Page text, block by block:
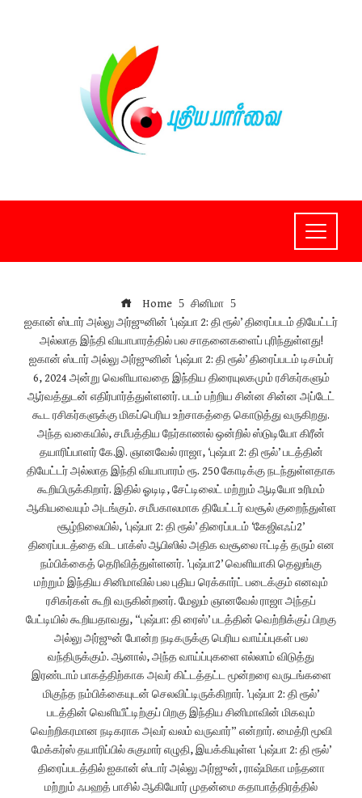
Home
சினிமா
ஐகான் ஸ்டார் அல்லு அர்ஜுனின் ‘புஷ்பா 2: தி ரூல்’ திரைப்படம் தியேட்டர்
அல்லாத இந்தி வியாபாரத்தில் பல சாதனைகளைப் புரிந்துள்ளது!
ஐகான் ஸ்டார் அல்லு அர்ஜுனின் ‘புஷ்பா 2: தி ரூல்’ திரைப்படம் டிசம்பர்
6, 2024 அன்று வெளியாவதை இந்திய திரையுலகமும் ரசிகர்களும்
ஆர்வத்துடன் எதிர்பார்த்துள்ளனர். படம் பற்றிய சின்ன சின்ன அப்டேட்
கூட ரசிகர்களுக்கு மிகப்பெரிய உற்சாகத்தை கொடுத்து வருகிறது.
அந்த வகையில், சமீபத்திய நேர்காணல் ஒன்றில் ஸ்டுடியோ கிரீன்
தயாரிப்பாளர் கே.இ. ஞானவேல் ராஜா, ‘புஷ்பா 2: தி ரூல்’ படத்தின்
தியேட்டர் அல்லாத இந்தி வியாபாரம் ரூ. 250 கோடிக்கு நடந்துள்ளதாக
கூறியிருக்கிறார். இதில் ஓடிடி, சேட்டிலைட் மற்றும் ஆடியோ உரிமம்
ஆகியவையும் அடங்கும். சமீபகாலமாக தியேட்டர் வசூல் குறைந்துள்ள
சூழ்நிலையில், ‘புஷ்பா 2: தி ரூல்’ திரைப்படம் ‘கேஜிஎஃப்2’
திரைப்படத்தை விட பாக்ஸ் ஆபிஸில் அதிக வசூலை ஈட்டித் தரும் என
நம்பிக்கைத் தெரிவித்துள்ளனர். ’புஷ்பா2’ வெளியாகி தெலுங்கு
மற்றும் இந்திய சினிமாவில் பல புதிய ரெக்கார்ட் படைக்கும் எனவும்
ரசிகர்கள் கூறி வருகின்றனர். மேலும் ஞானவேல் ராஜா அந்தப்
பேட்டியில் கூறியதாவது, “புஷ்பா: தி ரைஸ்’ படத்தின் வெற்றிக்குப் பிறகு
அல்லு அர்ஜுன் போன்ற நடிகருக்கு பெரிய வாய்ப்புகள் பல
வந்திருக்கும். ஆனால், அந்த வாய்ப்புகளை எல்லாம் விடுத்து
இரண்டாம் பாகத்திற்காக அவர் கிட்டத்தட்ட மூன்றரை வருடங்களை
மிகுந்த நம்பிக்கையுடன் செலவிட்டிருக்கிறார். ’புஷ்பா 2: தி ரூல்’
படத்தின் வெளியீட்டிற்குப் பிறகு இந்திய சினிமாவின் மிகவும்
வெற்றிகரமான நடிகராக அவர் வலம் வருவார்” என்றார். மைத்ரி மூவி
மேக்கர்ஸ் தயாரிப்பில் சுகுமார் எழுதி, இயக்கியுள்ள ‘புஷ்பா 2: தி ரூல்’
திரைப்படத்தில் ஐகான் ஸ்டார் அல்லு அர்ஜுன், ராஷ்மிகா மந்தனா
மற்றும் ஃபஹத் பாசில் ஆகியோர் முதன்மை கதாபாத்திரத்தில்